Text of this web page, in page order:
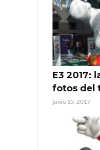
E3 2017:
fotos del
junio 15, 2017